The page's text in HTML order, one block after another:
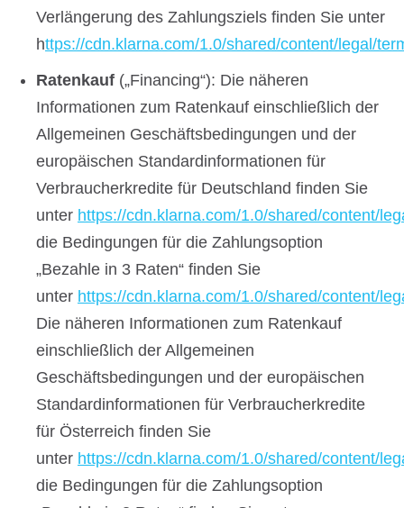
Verlängerung des Zahlungsziels finden Sie unter
https://cdn.klarna.com/1.0/shared/content/legal/
Ratenkauf („Financing“): Die näheren
Informationen zum Ratenkauf einschließlich der
Allgemeinen Geschäftsbedingungen und der
europäischen Standardinformationen für
Verbraucherkredite für Deutschland finden Sie
unter https://cdn.klarna.com/1.0/shared/content/
die Bedingungen für die Zahlungsoption
„Bezahle in 3 Raten“ finden Sie
unter https://cdn.klarna.com/1.0/shared/content/
Die näheren Informationen zum Ratenkauf
einschließlich der Allgemeinen
Geschäftsbedingungen und der europäischen
Standardinformationen für Verbraucherkredite
für Österreich finden Sie
unter https://cdn.klarna.com/1.0/shared/content/
die Bedingungen für die Zahlungsoption